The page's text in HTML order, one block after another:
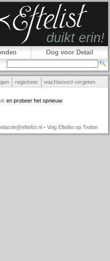
Oog voor Detail
registreer wachtwoord vergeten
en probeer het opnieuw.
• Volg Eftelist op Twitter